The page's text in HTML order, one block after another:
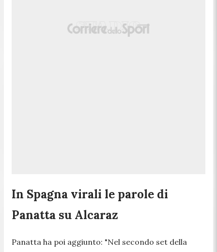
In Spagna virali le parole di
Panatta su Alcaraz
Panatta ha poi aggiunto: "Nel secondo set della